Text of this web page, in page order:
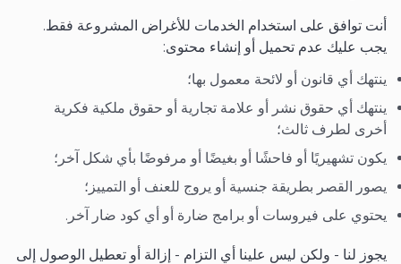
أنت توافق على استخدام الخدمات للأغراض المشروعة فقط.
يجب عليك عدم تحميل أو إنشاء محتوى:
ينتهك أي قانون أو لائحة معمول بها؛
ينتهك أي حقوق نشر أو علامة تجارية أو حقوق ملكية فكرية
أخرى لطرف ثالث؛
يكون تشهيريًا أو فاحشًا أو بغيضًا أو مرفوضًا بأي شكل آخر؛
يصور القصر بطريقة جنسية أو يروج للعنف أو التمييز؛
يحتوي على فيروسات أو برامج ضارة أو أي كود ضار آخر.
يجوز لنا - ولكن ليس علينا أي التزام - إزالة أو تعطيل الوصول إلى